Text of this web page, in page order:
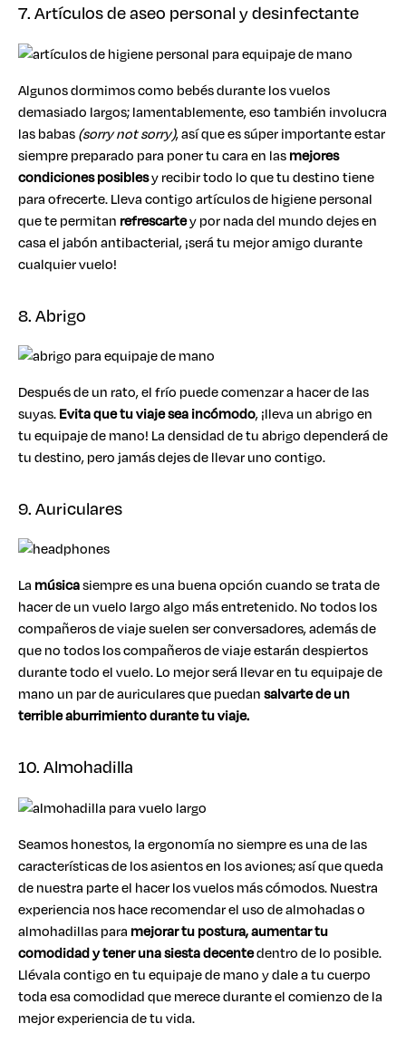
7. Artículos de aseo personal y desinfectante
Algunos dormimos como bebés durante los vuelos
demasiado largos; lamentablemente, eso también involucra
las babas(sorry not sorry), así que es súper importante estar
siempre preparado para poner tu cara en lasmejores
condiciones posiblesy recibir todo lo que tu destino tiene
para ofrecerte. Lleva contigo artículos de higiene personal
que te permitan refrescartey por nada del mundo dejes en
casa el jabón antibacterial, ¡será tu mejor amigo durante
cualquier vuelo!
8. Abrigo
Después de un rato, el frío puede comenzar a hacer de las
suyas.Evita que tu viaje sea incómodo, ¡lleva un abrigo en
tu equipaje de mano! La densidad de tu abrigo dependerá de
tu destino, pero jamás dejes de llevar uno contigo.
9. Auriculares
La músicasiempre es una buena opción cuando se trata de
hacer de un vuelo largo algo más entretenido. No todos los
compañeros de viaje suelen ser conversadores, además de
que no todos los compañeros de viaje estarán despiertos
durante todo el vuelo. Lo mejor será llevar en tu equipaje de
mano un par de auriculares que puedansalvarte de un
terrible aburrimiento durante tu viaje.
10. Almohadilla
Seamos honestos, la ergonomía no siempre es una de las
características de los asientos en los aviones; así que queda
de nuestra parte el hacer los vuelos más cómodos. Nuestra
experiencia nos hace recomendar el uso de almohadas o
almohadillas para mejorar tu postura, aumentar tu
comodidad y tener una siesta decentedentro de lo posible.
Llévala contigo en tu equipaje de mano y dale a tu cuerpo
toda esa comodidad que merece durante el comienzo de la
mejor experiencia de tu vida.